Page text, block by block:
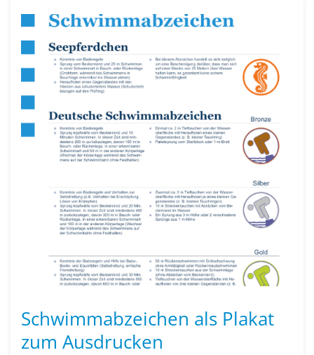
Schwimmabzeichen als Plakat
zum Ausdrucken